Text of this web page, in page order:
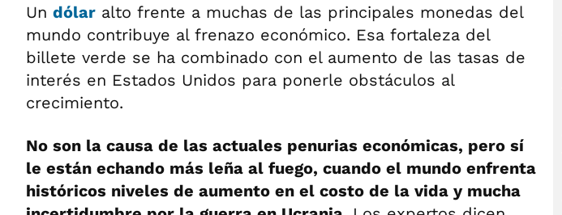
Un dólar alto frente a muchas de las principales monedas del
mundo contribuye al frenazo económico. Esa fortaleza del
billete verde se ha combinado con el aumento de las tasas de
interés en Estados Unidos para ponerle obstáculos al
crecimiento.
No son la causa de las actuales penurias económicas, pero sí
le están echando más leña al fuego, cuando el mundo enfrenta
históricos niveles de aumento en el costo de la vida y mucha